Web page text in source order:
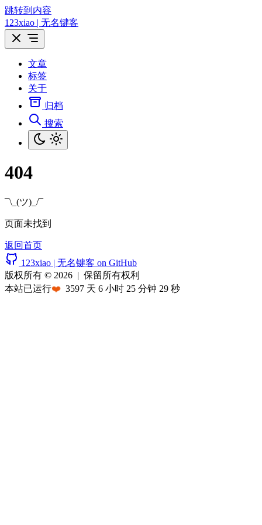
跳转到内容
123xiao | 无名键客
文章
标签
关于
归档
搜索
404
¯\_(ツ)_/¯
页面未找到
返回首页
123xiao | 无名键客 on GitHub
版权所有 © 2026 | 保留所有权利
本站已运行❤️ 3597 天 6 小时 25 分钟 29 秒